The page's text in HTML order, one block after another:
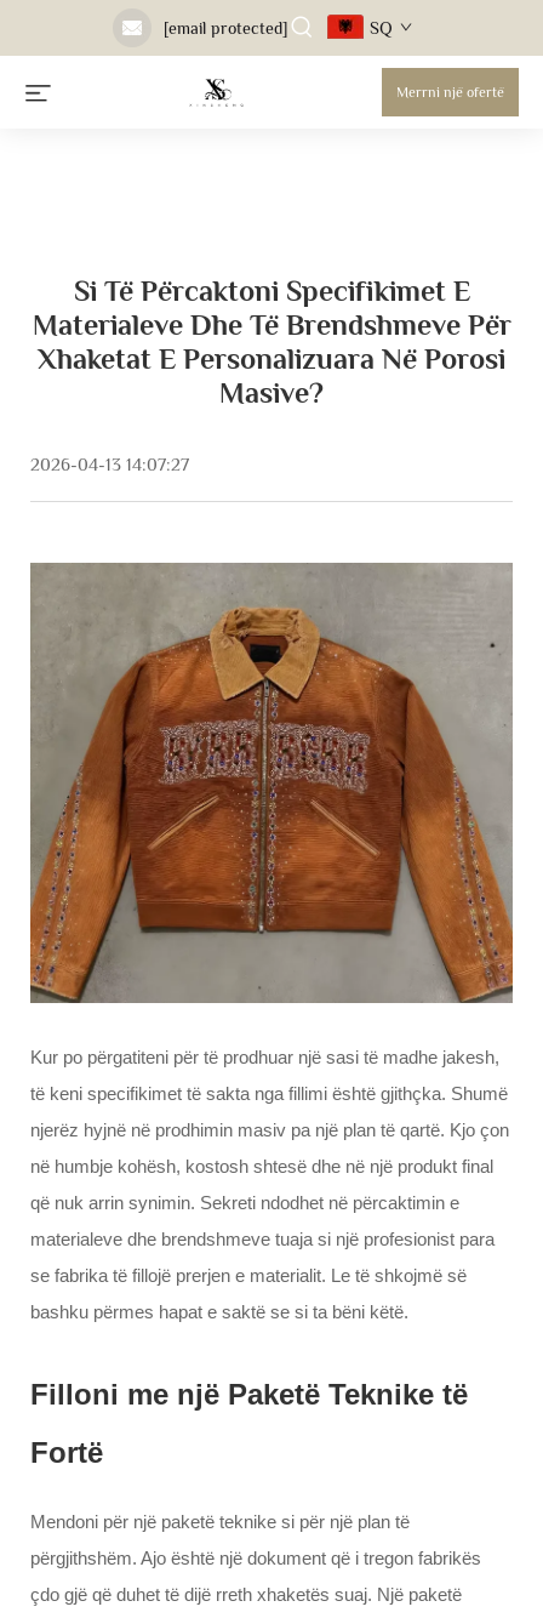
[email protected] SQ
Merrni një ofertë
Si Të Përcaktoni Specifikimet E
Materialeve Dhe Të Brendshmeve Për
Xhaketat E Personalizuara Në Porosi
Masive?
2026-04-13 14:07:27
Kur po përgatiteni për të prodhuar një sasi të madhe jakesh,
të keni specifikimet të sakta nga fillimi është gjithçka. Shumë
njerëz hyjnë në prodhimin masiv pa një plan të qartë. Kjo çon
në humbje kohësh, kostosh shtesë dhe në një produkt final
që nuk arrin synimin. Sekreti ndodhet në përcaktimin e
materialeve dhe brendshmeve tuaja si një profesionist para
se fabrika të fillojë prerjen e materialit. Le të shkojmë së
bashku përmes hapat e saktë se si ta bëni këtë.
Filloni me një Paketë Teknike të
Fortë
Mendoni për një paketë teknike si për një plan të
përgjithshëm. Ajo është një dokument që i tregon fabrikës
çdo gjë që duhet të dijë rreth xhaketës suaj. Një paketë